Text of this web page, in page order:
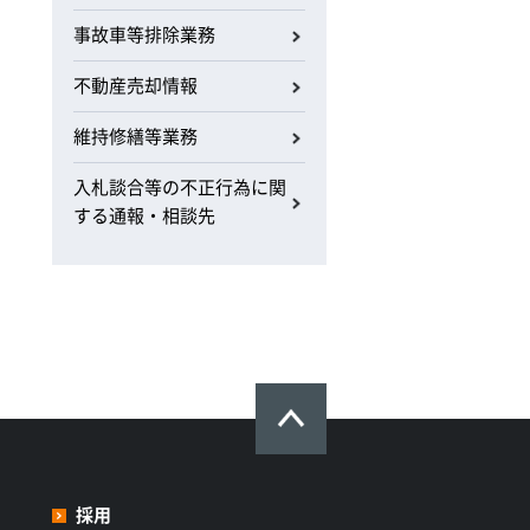
事故車等排除業務
不動産売却情報
維持修繕等業務
入札談合等の不正行為に関
する通報・相談先
採用